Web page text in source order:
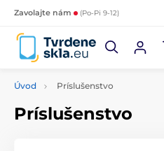
Zavolajte nám (Po-Pi 9-12)
Úvod Príslušenstvo
Príslušenstvo